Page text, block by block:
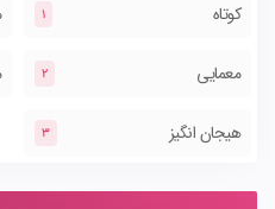
کوتاه 1
معمایی 2
هیجان انگیز 3